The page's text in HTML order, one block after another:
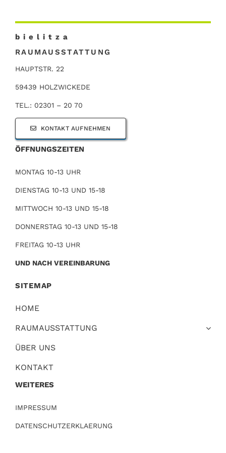
b i e l i t z a
RAUMAUSSTATTUNG
HAUPTSTR. 22
59439 HOLZWICKEDE
TEL.: 02301 – 20 70
KONTAKT AUFNEHMEN
ÖFFNUNGSZEITEN
MONTAG 10-13 UHR
DIENSTAG 10-13 UND 15-18
MITTWOCH 10-13 UND 15-18
DONNERSTAG 10-13 UND 15-18
FREITAG 10-13 UHR
UND NACH VEREINBARUNG
SITEMAP
HOME
RAUMAUSSTATTUNG
ÜBER UNS
KONTAKT
WEITERES
IMPRESSUM
DATENSCHUTZERKLAERUNG